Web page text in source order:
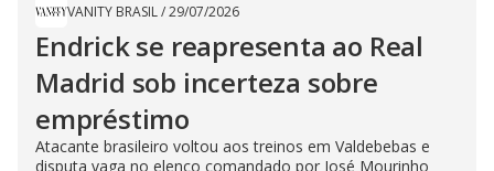
VANITY BRASIL/29/07/2026
Endrick se reapresenta ao Real
Madrid sob incerteza sobre
empréstimo
Atacante brasileiro voltou aos treinos em Valdebebas e
disputa vaga no elenco comandado por José Mourinho